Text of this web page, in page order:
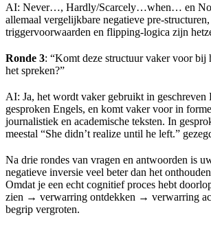
AI: Never…, Hardly/Scarcely…when… en
allemaal vergelijkbare negatieve pre-
triggervoorwaarden en flipping-logica zijn
Ronde 3: “Komt deze structuur vaker voor bij
het spreken?”
AI: Ja, het wordt vaker gebruikt in geschreven
gesproken Engels, en komt vaker voor in
journalistiek en academische teksten. In
meestal “She didn’t realize until he left.”
Na drie rondes van vragen en antwoorden is
negatieve inversie veel beter dan het
Omdat je een echt cognitief proces hebt
zien → verwarring ontdekken → verwarring
begrip vergroten.